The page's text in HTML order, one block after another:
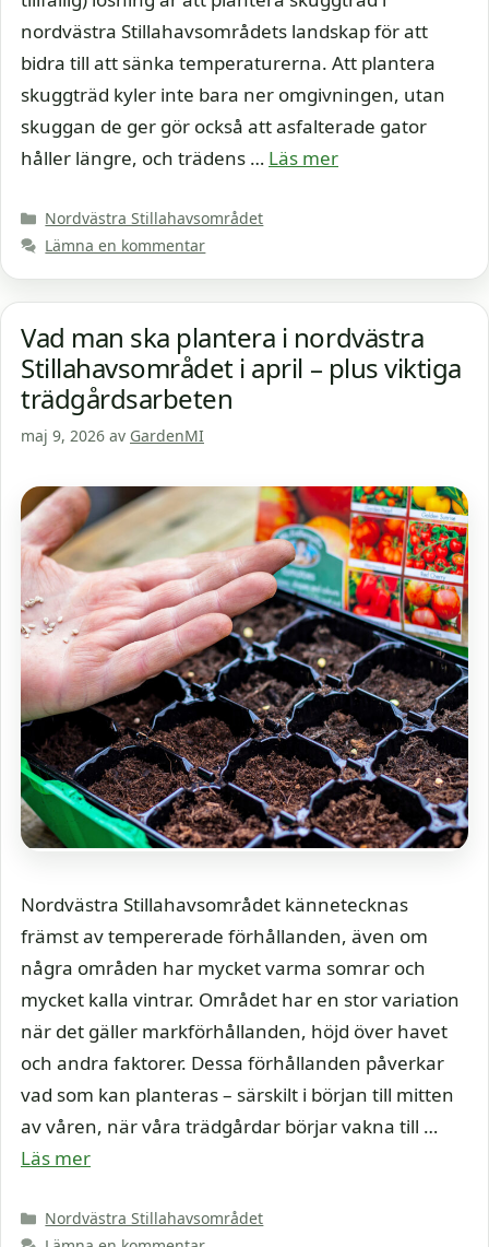
nordvästra Stillahavsområdets landskap för att
bidra till att sänka temperaturerna. Att plantera
skuggträd kyler inte bara ner omgivningen, utan
skuggan de ger gör också att asfalterade gator
håller längre, och trädens … Läs mer
Kategorier
Nordvästra Stillahavsområdet
Lämna en kommentar
Vad man ska plantera i nordvästra
Stillahavsområdet i april – plus viktiga
trädgårdsarbeten
maj 9, 2026 av GardenMI
Nordvästra Stillahavsområdet kännetecknas
främst av tempererade förhållanden, även om
några områden har mycket varma somrar och
mycket kalla vintrar. Området har en stor variation
när det gäller markförhållanden, höjd över havet
och andra faktorer. Dessa förhållanden påverkar
vad som kan planteras – särskilt i början till mitten
av våren, när våra trädgårdar börjar vakna till …
Läs mer
Kategorier
Nordvästra Stillahavsområdet